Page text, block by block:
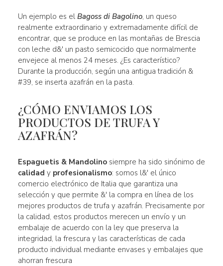
Un ejemplo es el Bagoss di Bagolino, un queso
realmente extraordinario y extremadamente difícil de
encontrar, que se produce en las montañas de Brescia
con leche d&' un pasto semicocido que normalmente
envejece al menos 24 meses. ¿Es característico?
Durante la producción, según una antigua tradición &
#39, se inserta azafrán en la pasta.
¿CÓMO ENVIAMOS LOS
PRODUCTOS DE TRUFA Y
AZAFRÁN?
Espaguetis & Mandolinosiempre ha sido sinónimo de
calidad y profesionalismo: somos l&' el único
comercio electrónico de Italia que garantiza una
selección y que permite &' la compra en línea de los
mejores productos de trufa y azafrán. Precisamente por
la calidad, estos productos merecen un envío y un
embalaje de acuerdo con la ley que preserva la
integridad, la frescura y las características de cada
producto individual mediante envases y embalajes que
ahorran frescura